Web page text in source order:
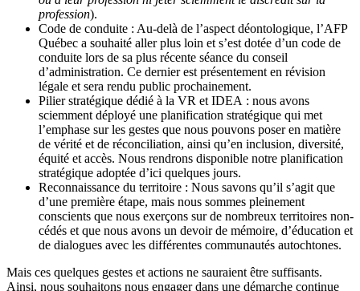
profession).
Code de conduite : Au-delà de l’aspect déontologique, l’AFP
Québec a souhaité aller plus loin et s’est dotée d’un code de
conduite lors de sa plus récente séance du conseil
d’administration. Ce dernier est présentement en révision
légale et sera rendu public prochainement.
Pilier stratégique dédié à la VR et IDEA : nous avons
sciemment déployé une planification stratégique qui met
l’emphase sur les gestes que nous pouvons poser en matière
de vérité et de réconciliation, ainsi qu’en inclusion, diversité,
équité et accès. Nous rendrons disponible notre planification
stratégique adoptée d’ici quelques jours.
Reconnaissance du territoire : Nous savons qu’il s’agit que
d’une première étape, mais nous sommes pleinement
conscients que nous exerçons sur de nombreux territoires non-
cédés et que nous avons un devoir de mémoire, d’éducation et
de dialogues avec les différentes communautés autochtones.
Mais ces quelques gestes et actions ne sauraient être suffisants.
Ainsi, nous souhaitons nous engager dans une démarche continue